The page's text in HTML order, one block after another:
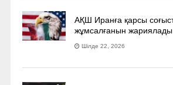
АҚШ Иранға қарсы
жұмсалғанын жариялады
Шілде 22, 2026